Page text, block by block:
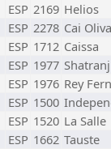
ESP 2169 Helios
ESP 2278 Cai
ESP 1712 Caissa
ESP 1977 Shatranj
ESP 1976 Rey
ESP 1500
ESP 1520 La Salle
ESP 1662 Tauste